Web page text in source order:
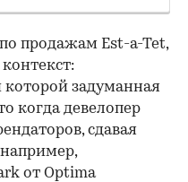
продажам Est-a-Tet,
которой задуманная
когда девелопер
сдавая
от Optima